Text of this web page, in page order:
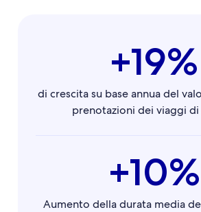
+19%
di crescita su base annua del
prenotazioni dei viaggi di
+10%
Aumento della durata media